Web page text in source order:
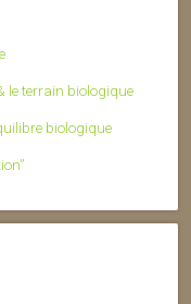
le terrain biologique
biologique